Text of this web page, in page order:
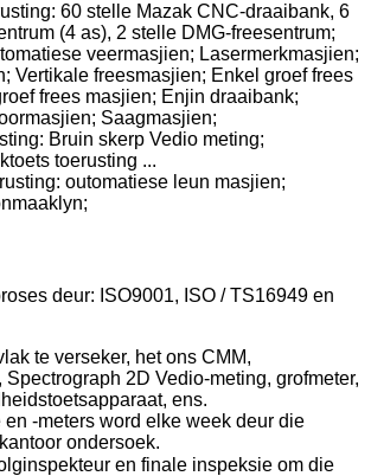
60 stelle Mazak CNC-draaibank, 6
(4 as), 2 stelle DMG-freesentrum;
veermasjien; Lasermerkmasjien;
Vertikale freesmasjien; Enkel groef frees
frees masjien; Enjin draaibank;
Saagmasjien;
Bruin skerp Vedio meting;
toerusting ...
outomatiese leun masjien;
deur: ISO9001, ISO / TS16949 en
te verseker, het ons CMM,
2D Vedio-meting, grofmeter,
ens.
-meters word elke week deur die
ondersoek.
en finale inspeksie om die